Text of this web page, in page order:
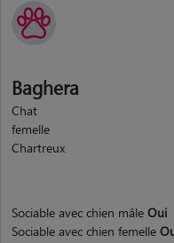
Baghera
Chat
femelle
Chartreux
Sociable avec chien mâle Oui
Sociable avec chien femelle